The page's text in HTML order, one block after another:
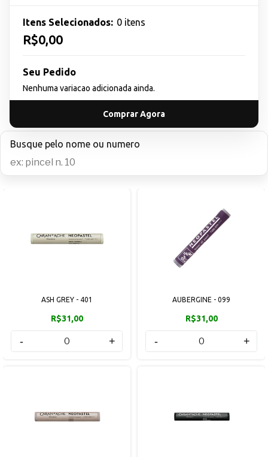
Itens Selecionados: 0 itens
R$0,00
Seu Pedido
Nenhuma variacao adicionada ainda.
Comprar Agora
Busque pelo nome ou numero
ASH GREY - 401
R$31,00
- +
AUBERGINE - 099
R$31,00
- +